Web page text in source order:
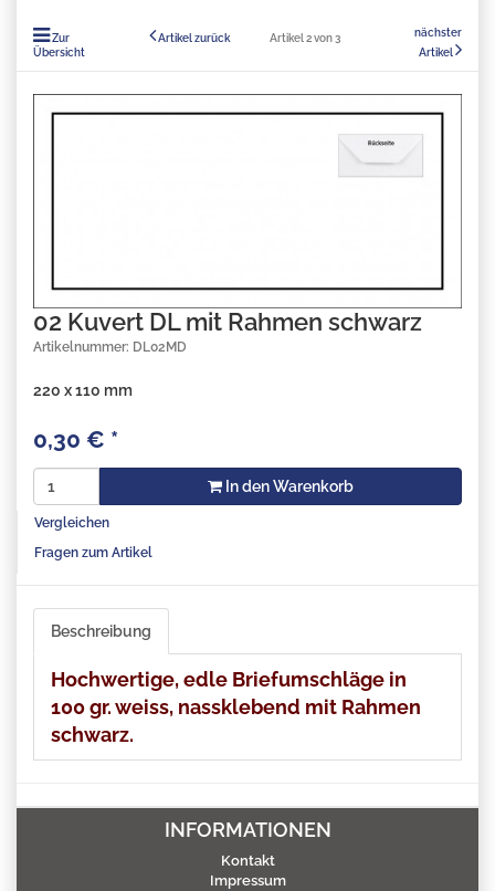
Zur
Übersicht
Artikel zurück Artikel 2 von 3
nächster
Artikel
02 Kuvert DL mit Rahmen schwarz
Artikelnummer: DL02MD
220 x 110 mm
0,30 € *
In den Warenkorb
Vergleichen
Fragen zum Artikel
Beschreibung
Hochwertige, edle Briefumschläge in
100 gr. weiss, nassklebend mit Rahmen
schwarz.
INFORMATIONEN
Kontakt
Impressum